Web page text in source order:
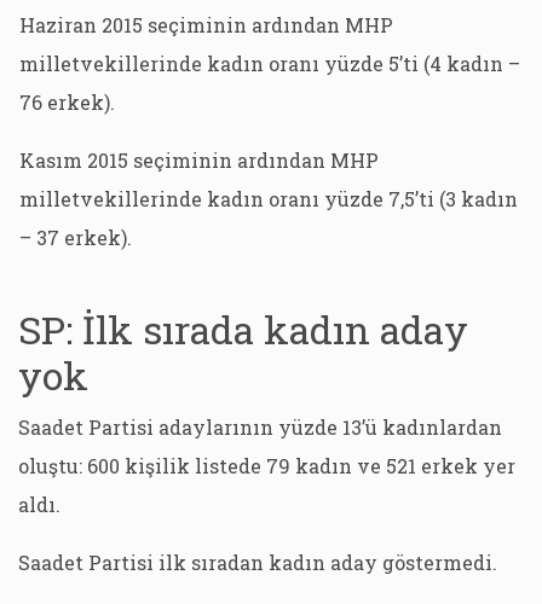
Haziran 2015 seçiminin ardından MHP
milletvekillerinde kadın oranı yüzde 5’ti (4 kadın –
76 erkek).
Kasım 2015 seçiminin ardından MHP
milletvekillerinde kadın oranı yüzde 7,5’ti (3 kadın
– 37 erkek).
SP: İlk sırada kadın aday
yok
Saadet Partisi adaylarının yüzde 13’ü kadınlardan
oluştu: 600 kişilik listede 79 kadın ve 521 erkek yer
aldı.
Saadet Partisi ilk sıradan kadın aday göstermedi.